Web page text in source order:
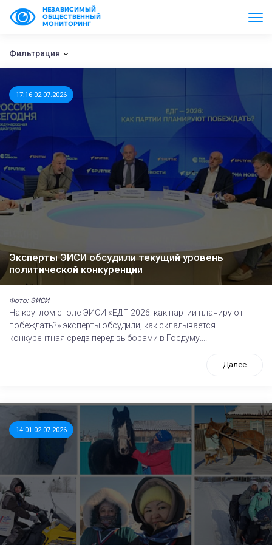
НЕЗАВИСИМЫЙ
ОБЩЕСТВЕННЫЙ
МОНИТОРИНГ
Фильтрация
17:16 02.07.2026
Эксперты ЭИСИ обсудили текущий уровень
политической конкуренции
Фото: ЭИСИ
На круглом столе ЭИСИ «ЕДГ-2026: как партии планируют
побеждать?» эксперты обсудили, как складывается
конкурентная среда перед выборами в Госдуму....
Далее
14:01 02.07.2026